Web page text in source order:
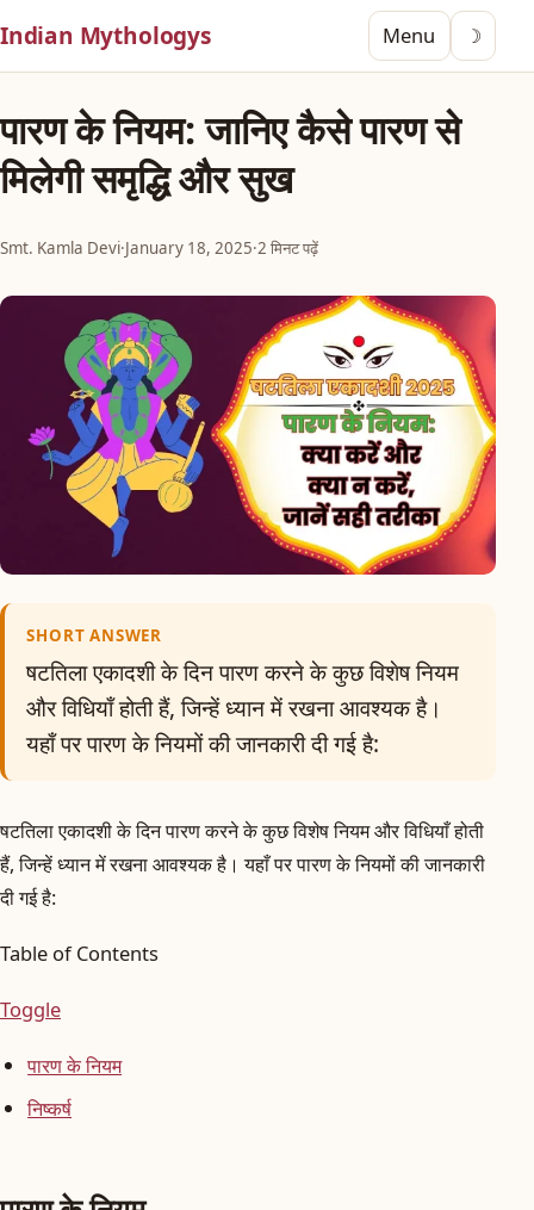
Indian Mythologys Menu ☽
पारण के नियम: जानिए कैसे पारण से
मिलेगी समृद्धि और सुख
Smt. Kamla Devi·January 18, 2025·2 मिनट पढ़ें
SHORT ANSWER
षटतिला एकादशी के दिन पारण करने के कुछ विशेष नियम
और विधियाँ होती हैं, जिन्हें ध्यान में रखना आवश्यक है।
यहाँ पर पारण के नियमों की जानकारी दी गई है:
षटतिला एकादशी के दिन पारण करने के कुछ विशेष नियम और विधियाँ होती
हैं, जिन्हें ध्यान में रखना आवश्यक है। यहाँ पर पारण के नियमों की जानकारी
दी गई है:
Table of Contents
Toggle
पारण के नियम
निष्कर्ष